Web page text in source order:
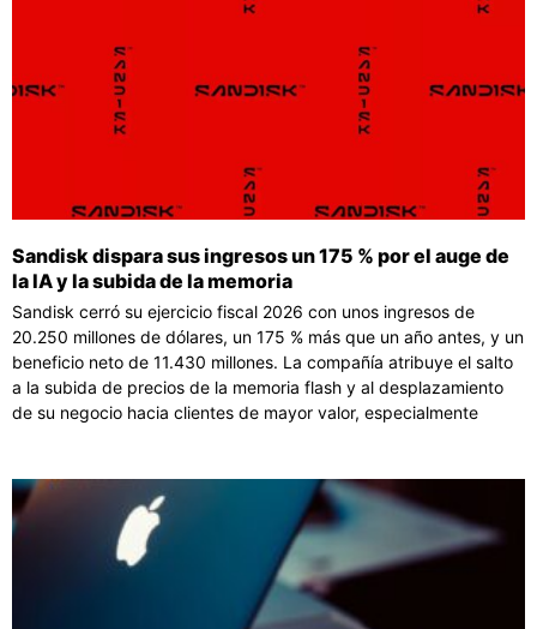
Sandisk dispara sus ingresos un 175 % por el auge de
la IA y la subida de la memoria
Sandisk cerró su ejercicio fiscal 2026 con unos ingresos de
20.250 millones de dólares, un 175 % más que un año antes, y un
beneficio neto de 11.430 millones. La compañía atribuye el salto
a la subida de precios de la memoria flash y al desplazamiento
de su negocio hacia clientes de mayor valor, especialmente